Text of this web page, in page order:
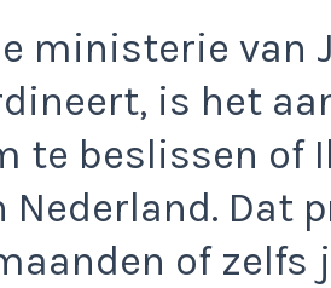
ministerie van
is het
te beslissen of
Dat
of zelfs